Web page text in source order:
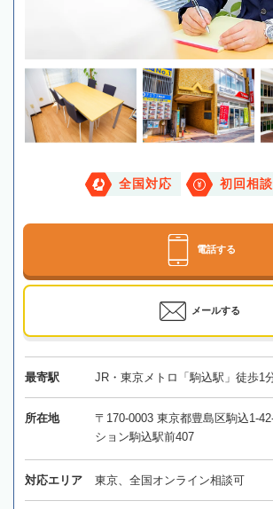
全国対応 初回相
電話する
メールする
最寄駅 JR・東京メトロ「駒込駅」徒歩1
所在地
〒170-0003 東京都豊島区駒込1-
ション駒込駅前407
対応エリア 東京、全国オンライン相談可